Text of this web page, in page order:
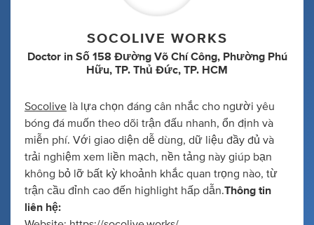
SOCOLIVE WORKS
Doctor in Số 158 Đường Võ Chí Công, Phường Phú
Hữu, TP. Thủ Đức, TP. HCM
Socolive là lựa chọn đáng cân nhắc cho người yêu
bóng đá muốn theo dõi trận đấu nhanh, ổn định và
miễn phí. Với giao diện dễ dùng, dữ liệu đầy đủ và
trải nghiệm xem liền mạch, nền tảng này giúp bạn
không bỏ lỡ bất kỳ khoảnh khắc quan trọng nào, từ
trận cầu đỉnh cao đến highlight hấp dẫn.Thông tin
liên hệ: